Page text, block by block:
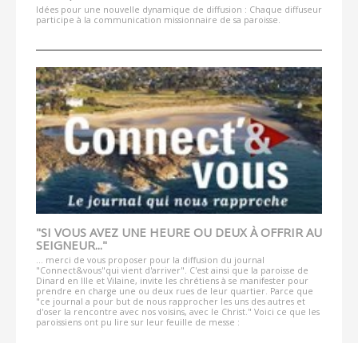
Idées pour une nouvelle dynamique de diffusion : Chaque diffuseur
participe à la communication missionnaire de sa paroisse.
"SI VOUS AVEZ UNE HEURE OU DEUX À OFFRIR AU
SEIGNEUR..."
... merci de vous proposer pour la diffusion du journal
"Connect&vous"qui vient d'arriver". C'est ainsi que la paroisse de
Dinard en Ille et Vilaine, invite les chrétiens à se manifester pour
prendre en charge une ou deux rues de leur quartier. Parce que
"ce journal a pour but de nous rapprocher les uns des autres et
d'oser la rencontre avec nos voisins, avec le Christ." Voici ce que les
paroissiens ont pu lire sur leur feuille de messe :